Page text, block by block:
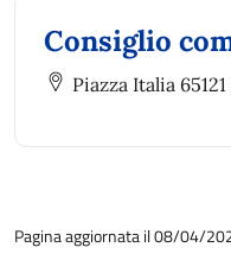
Consiglio
Piazza Italia
Pagina aggiornata il 08/04/